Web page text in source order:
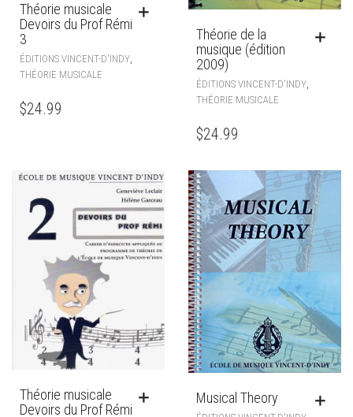
Théorie musicale
Devoirs du Prof Rémi
3
ÉDITIONS VINCENT-D'INDY,
THÉORIE MUSICALE
$24.99
Théorie de la
musique (édition
2009)
ÉDITIONS VINCENT-D'INDY
THÉORIE MUSICALE
$24.99
Théorie musicale
Devoirs du Prof Rémi
Musical Theory